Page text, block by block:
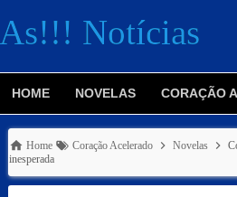
As!!! Notícias
HOME NOVELAS CORAÇÃO
Home Coração Acelerado Novelas
inesperada